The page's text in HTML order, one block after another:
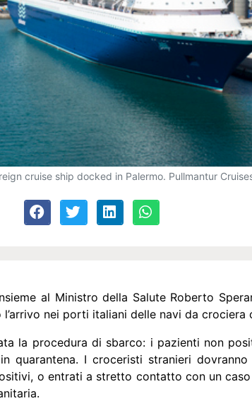
cruise ship docked in Palermo. Pullmantur
al Ministro della Salute Roberto
nei porti italiani delle navi da crociera
la procedura di sbarco: i pazienti non
quarantena. I croceristi stranieri
o entrati a stretto contatto con un